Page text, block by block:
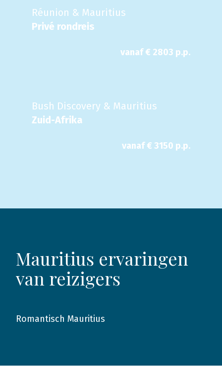
Réunion & Mauritius
Privé rondreis
vanaf € 2803 p.p.
Bush Discovery & Mauritius
Zuid-Afrika
vanaf € 3150 p.p.
Mauritius ervaringen
van reizigers
2019
Romantisch Mauritius